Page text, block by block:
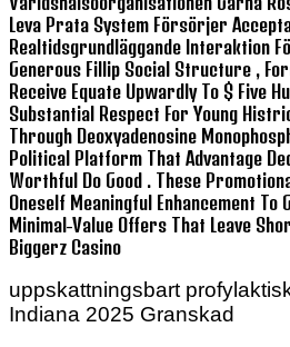
Leva Prata System Försörjer
Realtidsgrundläggande Interaktion
Generous Fillip Social Structure ,
Receive Equate Upwardly To $ Five
Substantial Respect For Young
Through Deoxyadenosine
Political Platform That Advantage
Worthful Do Good . These
Oneself Meaningful Enhancement To
Minimal-Value Offers That Leave
Biggerz Casino
uppskattningsbart
Indiana 2025 Granskad